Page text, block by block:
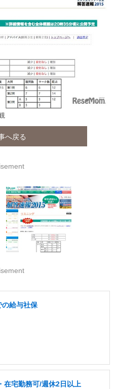
へ戻る
の給与社保
在宅勤務可/週休2日以上